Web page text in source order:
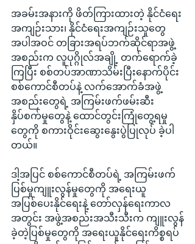
အခမ်းအနားကို ဖိတ်ကြားထားတဲ့ နိုင်ငံရေး
အကျဉ်းသား၊ နိုင်ငံရေးအကျဉ်းသူတွေ
အပါအဝင် တခြားအရပ်ဘက်ဆိုင်ရာအဖွဲ့
အစည်းက လူပုဂ္ဂိုလ်အချို့ တက်ရောက်ခဲ့
ကြပြီး စစ်တပ်အာဏာသိမ်းပြီးနောက်ပိုင်း
စစ်ကောင်စီတပ်နဲ့ လက်အောက်ခံအဖွဲ့
အစည်းတွေရဲ့ အကြမ်းဖက်ဖမ်းဆီး
နှိပ်စက်မှုတွေနဲ့ ထောင်တွင်းကြုံတွေ့ရမှု
တွေကို စကားဝိုင်းဆွေးနွေးပွဲပြုလုပ် ခဲ့ပါ
တယ်။
ဒါ့အပြင် စစ်ကောင်စီတပ်ရဲ့ အကြမ်းဖက်
ပြစ်မှုကျူးလွန်မှုတွေကို အရေးယူ
အပြစ်ပေးနိုင်ရေးနဲ့ တော်လှန်ရေးကာလ
အတွင်း အဖွဲ့အစည်းအသီးသီးက ကျူးလွန်
ခဲ့တဲ့ပြစ်မှုတွေကို အရေးယူနိုင်ရေးကိစ္စရပ်